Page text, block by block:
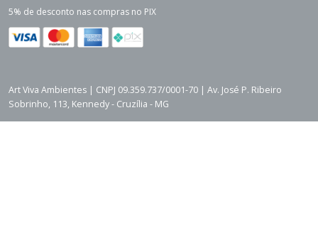
5% de desconto nas compras no PIX
Art Viva Ambientes | CNPJ 09.359.737/0001-70 | Av. José P. Ribeiro
Sobrinho, 113, Kennedy - Cruzília - MG